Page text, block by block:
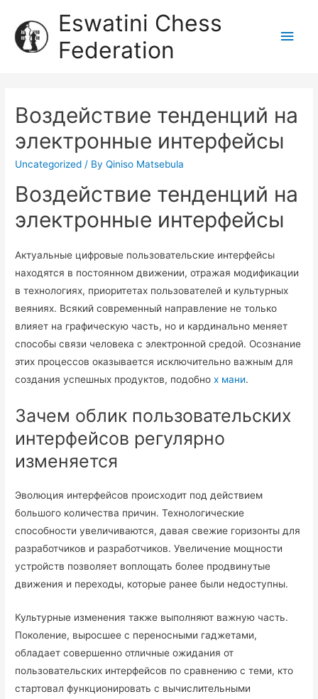
Eswatini Chess
Federation
Воздействие тенденций на
электронные интерфейсы
Uncategorized / ByQiniso Matsebula
Воздействие тенденций на
электронные интерфейсы
Актуальные цифровые пользовательские интерфейсы
находятся в постоянном движении, отражая модификации
в технологиях, приоритетах пользователей и культурных
веяниях. Всякий современный направление не только
влияет на графическую часть, но и кардинально меняет
способы связи человека с электронной средой. Осознание
этих процессов оказывается исключительно важным для
создания успешных продуктов, подобнох мани.
Зачем облик пользовательских
интерфейсов регулярно
изменяется
Эволюция интерфейсов происходит под действием
большого количества причин. Технологические
способности увеличиваются, давая свежие горизонты для
разработчиков и разработчиков. Увеличение мощности
устройств позволяет воплощать более продвинутые
движения и переходы, которые ранее были недоступны.
Культурные изменения также выполняют важную часть.
Поколение, выросшее с переносными гаджетами,
обладает совершенно отличные ожидания от
пользовательских интерфейсов по сравнению с теми, кто
стартовал функционировать с вычислительными